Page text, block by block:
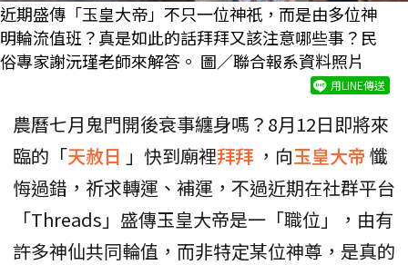
近期盛傳「玉皇大帝」不只一位神祇，而是由多位神
明輪流值班？真是如此的話拜拜又該注意哪些事？民
俗專家謝沅瑾老師來解答。 圖／聯合報系資料照片
用LINE傳送
農曆七月鬼門開後衰事纏身嗎？8月12日即將來
臨的「天赦日 」快到廟裡拜拜 ，向玉皇大帝 懺
悔過錯，祈求轉運、補運，不過近期在社群平台
「Threads」盛傳玉皇大帝是一「職位」，由有
許多神仙共同輪值，而非特定某位神尊，是真的